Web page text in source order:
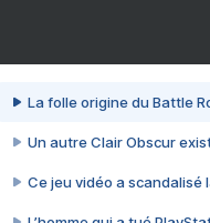
La folle origine du Battle
Un autre Clair Obscur
Ce jeu vidéo a scandalisé